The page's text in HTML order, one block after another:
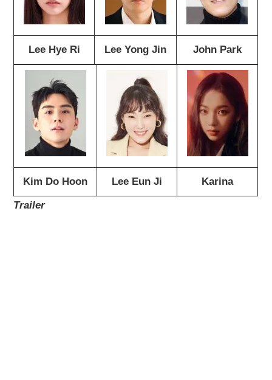
Lee Hye Ri Lee Yong Jin John Park
Kim Do Hoon Lee Eun Ji Karina
Trailer